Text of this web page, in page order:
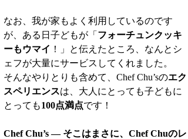
なお、我が家もよく利用しているのです
が、ある日子どもが「 フォーチュンクッキ
ーもウマイ ！」と伝えたところ、なんとシ
ェフが大量にサービスしてくれました。
そんなやりとりも含めて、Chef Chu’sのエク
スペリエンスは、大人にとっても子どもに
とっても100点満点です！
Chef Chu’s ― そこはまさに、Chef Chuのレ